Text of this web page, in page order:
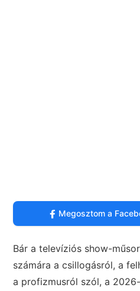
Megosztom a
Bár a televíziós show-
számára a csillogásról, a
a profizmusról szól, a